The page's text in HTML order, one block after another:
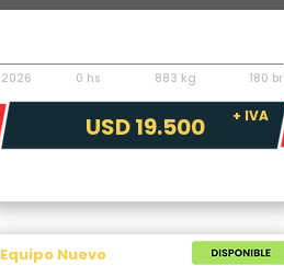
2026 0 hs 883 kg 180 br
USD 19.500 + IVA
Equipo Nuevo